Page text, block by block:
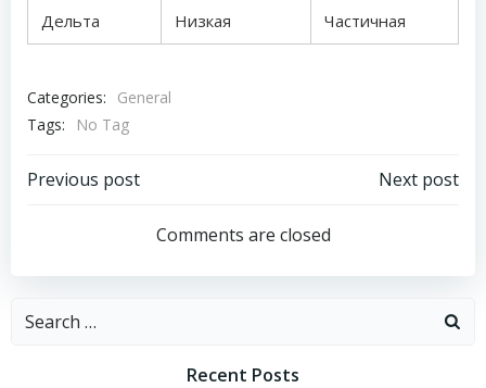
Дельта Низкая Частичная
Categories:
General
Tags:
No Tag
Post
navigation
Previous post
navigation
Next post
Comments are closed
Search
Recent Posts